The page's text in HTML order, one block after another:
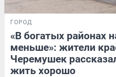
ГОРОД
«В богатых районах
меньше»: жители
Черемушек
жить хорошо